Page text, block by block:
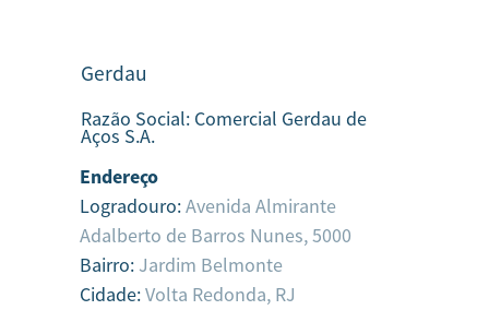
Gerdau
Razão Social: Comercial Gerdau de
Aços S.A.
Endereço
Logradouro:Avenida Almirante
Adalberto de Barros Nunes, 5000
Bairro: Jardim Belmonte
Cidade:Volta Redonda, RJ